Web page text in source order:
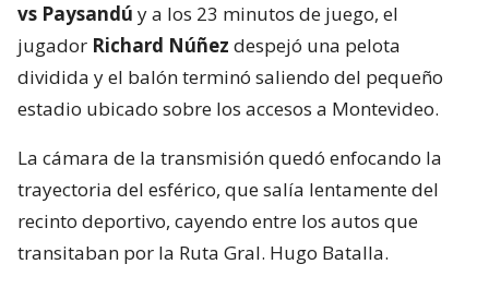
vs Paysandú y a los 23 minutos de juego, el
jugador Richard Núñez despejó una pelota
dividida y el balón terminó saliendo del pequeño
estadio ubicado sobre los accesos a Montevideo.
La cámara de la transmisión quedó enfocando la
trayectoria del esférico, que salía lentamente del
recinto deportivo, cayendo entre los autos que
transitaban por la Ruta Gral. Hugo Batalla.